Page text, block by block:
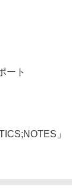
ート
」